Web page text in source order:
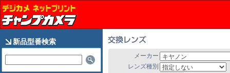
新品型番検索
メーカー
レンズ種別